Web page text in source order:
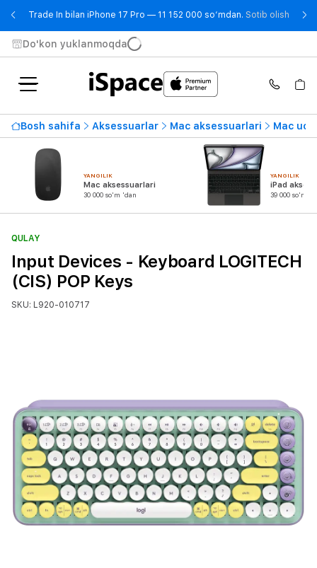
Trade In bilan iPhone 17 Pro — 11 152 000 so‘mdan. Sotib olish-
Do'kon yuklanmoqda
Bosh sahifa Aksessuarlar Mac aksessuarlari Mac
YANGILIK
Mac aksessuarlari
30 000 so'm 'dan
YANGILIK
iPad
39 000 so'm
QULAY
Input Devices - Keyboard LOGITECH
(CIS) POP Keys
SKU: L920-010717